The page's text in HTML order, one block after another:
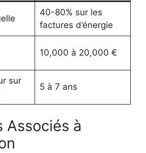
40-80% sur les
factures d’énergie
10,000 à 20,000 €
sur
5 à 7 ans
Associés à